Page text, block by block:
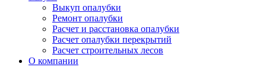
Выкуп опалубки
Ремонт опалубки
Расчет и расстановка опалубки
Расчет опалубки перекрытий
Расчет строительных лесов
О компании